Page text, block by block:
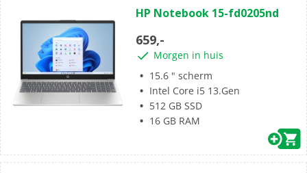
van
5
sterren.
HP Notebook 15-fd0205nd
659,-
Morgen in huis
15.6 " scherm
Intel Core i5 13.Gen
512 GB SSD
16 GB RAM